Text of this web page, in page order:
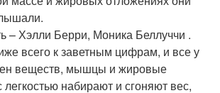
– Хэлли Берри, Моника Беллуччи .
всего к заветным цифрам, и все у
веществ, мышцы и жировые
набирают и сгоняют вес,